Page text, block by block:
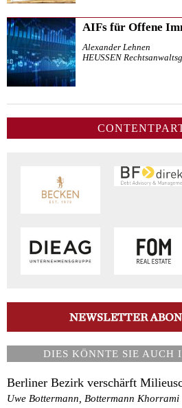
AIFs für Offene
Alexander Lehnen
HEUSSEN
DIES KÖNNTE SIE AUCH
Berliner Bezirk verschärft
Uwe Bottermann, Bottermann Khorrami